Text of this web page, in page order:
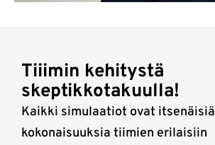
Tiiimin kehitystä
skeptikkotakuulla!
Kaikki simulaatiot ovat itsenäisiä
kokonaisuuksia tiimien erilaisiin